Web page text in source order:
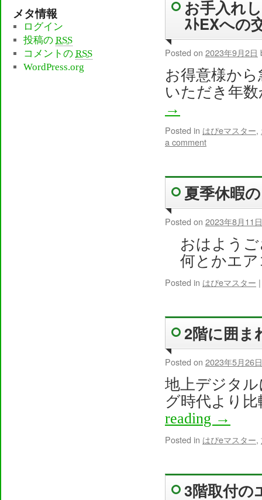
お手入れ
ｽﾄEXへの
Posted on 2023年9月2日
お得意様か
いただき年
→
Posted in はぴeマスター,
a comment
夏季休暇
Posted on 2023年8月11日
おはようご
何とかエ
Posted in はぴeマスター |
2階に囲ま
Posted on 2023年5月26日
地上デジタ
グ時代より
reading →
Posted in はぴeマスター,
3階取付の
メタ情報
ログイン
投稿のRSS
コメントのRSS
WordPress.org